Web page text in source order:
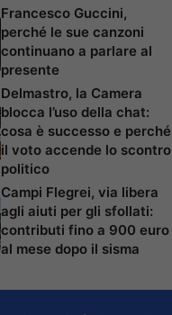
Francesco Guccini,
perché le sue canzoni
continuano a parlare al
presente
Delmastro, la Camera
blocca l’uso della chat:
cosa è successo e perché
il voto accende lo scontro
politico
Campi Flegrei, via libera
agli aiuti per gli sfollati:
contributi fino a 900 euro
al mese dopo il sisma